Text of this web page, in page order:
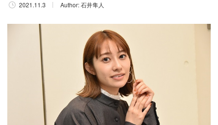
2021.11.3 Author:石井隼人